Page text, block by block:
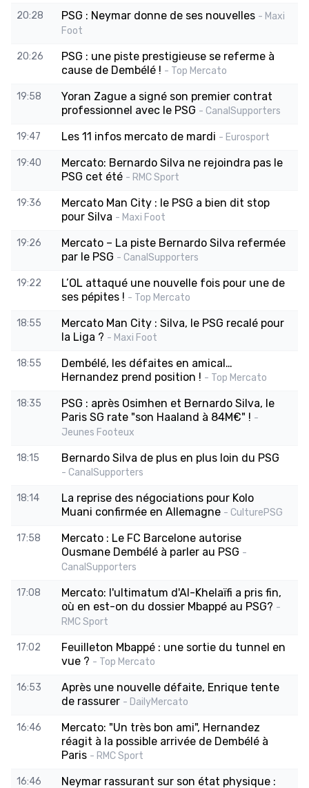
20:28 PSG : Neymar donne de ses nouvelles - Maxi
Foot
20:26
PSG : une piste prestigieuse se referme à
cause de Dembélé ! - Top Mercato
19:58
Yoran Zague a signé son premier contrat
professionnel avec le PSG - CanalSupporters
19:47 Les 11 infos mercato de mardi - Eurosport
19:40
Mercato: Bernardo Silva ne rejoindra pas le
PSG cet été - RMC Sport
19:36
Mercato Man City : le PSG a bien dit stop
pour Silva - Maxi Foot
19:26
Mercato – La piste Bernardo Silva refermée
par le PSG - CanalSupporters
19:22
L’OL attaqué une nouvelle fois pour une de
ses pépites ! - Top Mercato
18:55
Mercato Man City : Silva, le PSG recalé pour
la Liga ? - Maxi Foot
18:55
Dembélé, les défaites en amical…
Hernandez prend position ! - Top Mercato
18:35
PSG : après Osimhen et Bernardo Silva, le
Paris SG rate "son Haaland à 84M€" ! -
Jeunes Footeux
18:15 Bernardo Silva de plus en plus loin du PSG
- CanalSupporters
18:14
La reprise des négociations pour Kolo
Muani confirmée en Allemagne - CulturePSG
17:58
Mercato : Le FC Barcelone autorise
Ousmane Dembélé à parler au PSG -
CanalSupporters
17:08
Mercato: l'ultimatum d'Al-Khelaïfi a pris fin,
où en est-on du dossier Mbappé au PSG? -
RMC Sport
17:02
Feuilleton Mbappé : une sortie du tunnel en
vue ? - Top Mercato
16:53
Après une nouvelle défaite, Enrique tente
de rassurer - DailyMercato
16:46
Mercato: "Un très bon ami", Hernandez
réagit à la possible arrivée de Dembélé à
Paris - RMC Sport
16:46 Neymar rassurant sur son état physique :